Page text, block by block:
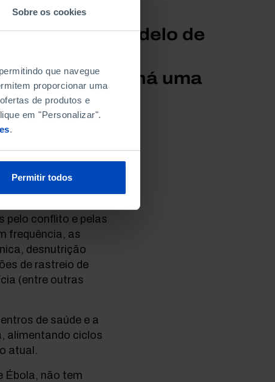
Sobre os cookies
que navegue
proporcionar uma
de produtos e
em "Personalizar".
.
Permitir todos
um modelo de
através da
mostra que há uma
pelo conflito e pelas
frequência, as
desnutrição
de rastreio de
(entre outras
de saúde e a
alimentando ciclos
atual.
Ébola, não tem